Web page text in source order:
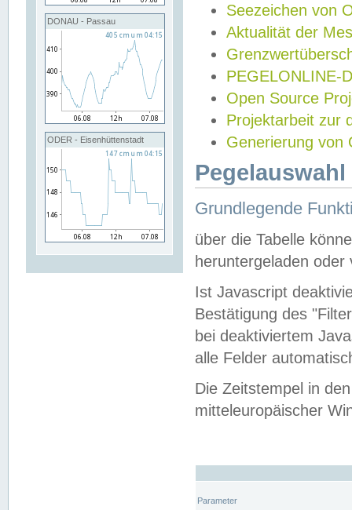
DONAU - Passau
ODER - Eisenhüttenstadt
Seezeichen von
Aktualität der
PEGELONLINE-
Open Source
Projektarbeit zur
Generierung von
Grundlegende
über die Tabelle
heruntergeladen oder
Ist Javascript
Bestätigung des
bei deaktiviertem
alle Felder
Die Zeitstempel in
mitteleuropäischer
Parameter